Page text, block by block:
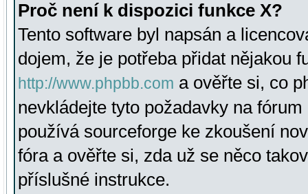
Proč není k dispozici funkce X?
Tento software byl napsán a
dojem, že je potřeba přidat nějakou
http://www.phpbb.com a ověřte si, co
nevkládejte tyto požadavky na
používá sourceforge ke zkoušení
fóra a ověřte si, zda už se něco
příslušné instrukce.